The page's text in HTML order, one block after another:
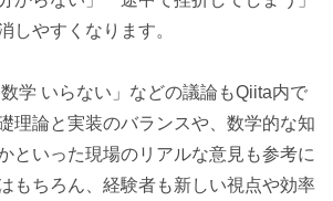
しやすくなります。
学 いらない」などの議論もQiita内で
理論と実装のバランスや、数学的な知
といった現場のリアルな意見も参考に
もちろん、経験者も新しい視点や効率